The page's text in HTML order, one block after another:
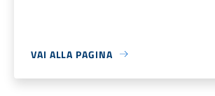
VAI ALLA PAGINA